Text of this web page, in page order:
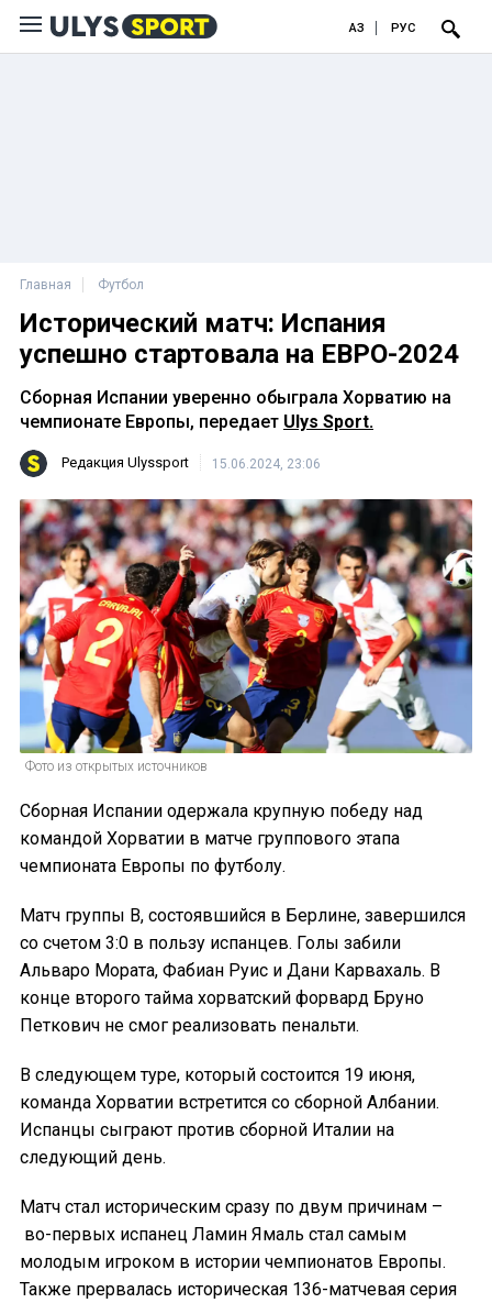
ҚАЗ РУС
Главная Футбол
Исторический матч: Испания
успешно стартовала на ЕВРО-2024
Сборная Испании уверенно обыграла Хорватию на
чемпионате Европы, передает Ulys Sport.
Редакция Ulyssport 15.06.2024, 23:06
Фото из открытых источников
Сборная Испании одержала крупную победу над
командой Хорватии в матче группового этапа
чемпионата Европы по футболу.
Матч группы B, состоявшийся в Берлине, завершился
со счетом 3:0 в пользу испанцев. Голы забили
Альваро Мората, Фабиан Руис и Дани Карвахаль. В
конце второго тайма хорватский форвард Бруно
Петкович не смог реализовать пенальти.
В следующем туре, который состоится 19 июня,
команда Хорватии встретится со сборной Албании.
Испанцы сыграют против сборной Италии на
следующий день.
Матч стал историческим сразу по двум причинам –
во-первых испанец Ламин Ямаль стал самым
молодым игроком в истории чемпионатов Европы.
Также прервалась историческая 136-матчевая серия